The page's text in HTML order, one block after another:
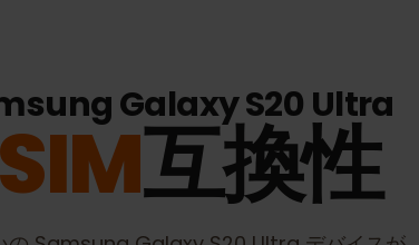
Galaxy S20 Ultra
互換性